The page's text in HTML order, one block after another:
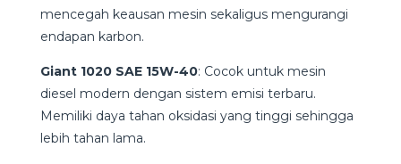
mencegah keausan mesin sekaligus mengurangi
endapan karbon.
Giant 1020 SAE 15W-40: Cocok untuk mesin
diesel modern dengan sistem emisi terbaru.
Memiliki daya tahan oksidasi yang tinggi sehingga
lebih tahan lama.